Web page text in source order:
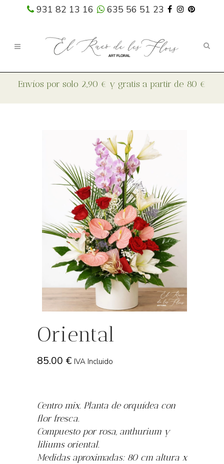
931 82 13 16 635 56 51 23
Oriental
85.00 € IVA Incluido
Centro mix. Planta de orquídea con
flor fresca.
Compuesto por rosa, anthurium y
liliums oriental.
Medidas aproximadas: 80 cm altura x